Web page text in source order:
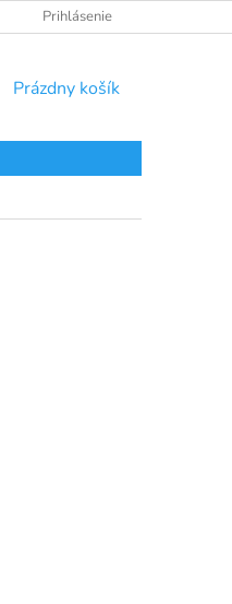
Prihlásenie
NÁKUPNÝ
Prázdny košík